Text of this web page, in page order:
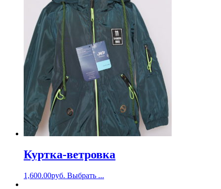
Куртка-ветровка
1,600.00руб. Выбрать ...